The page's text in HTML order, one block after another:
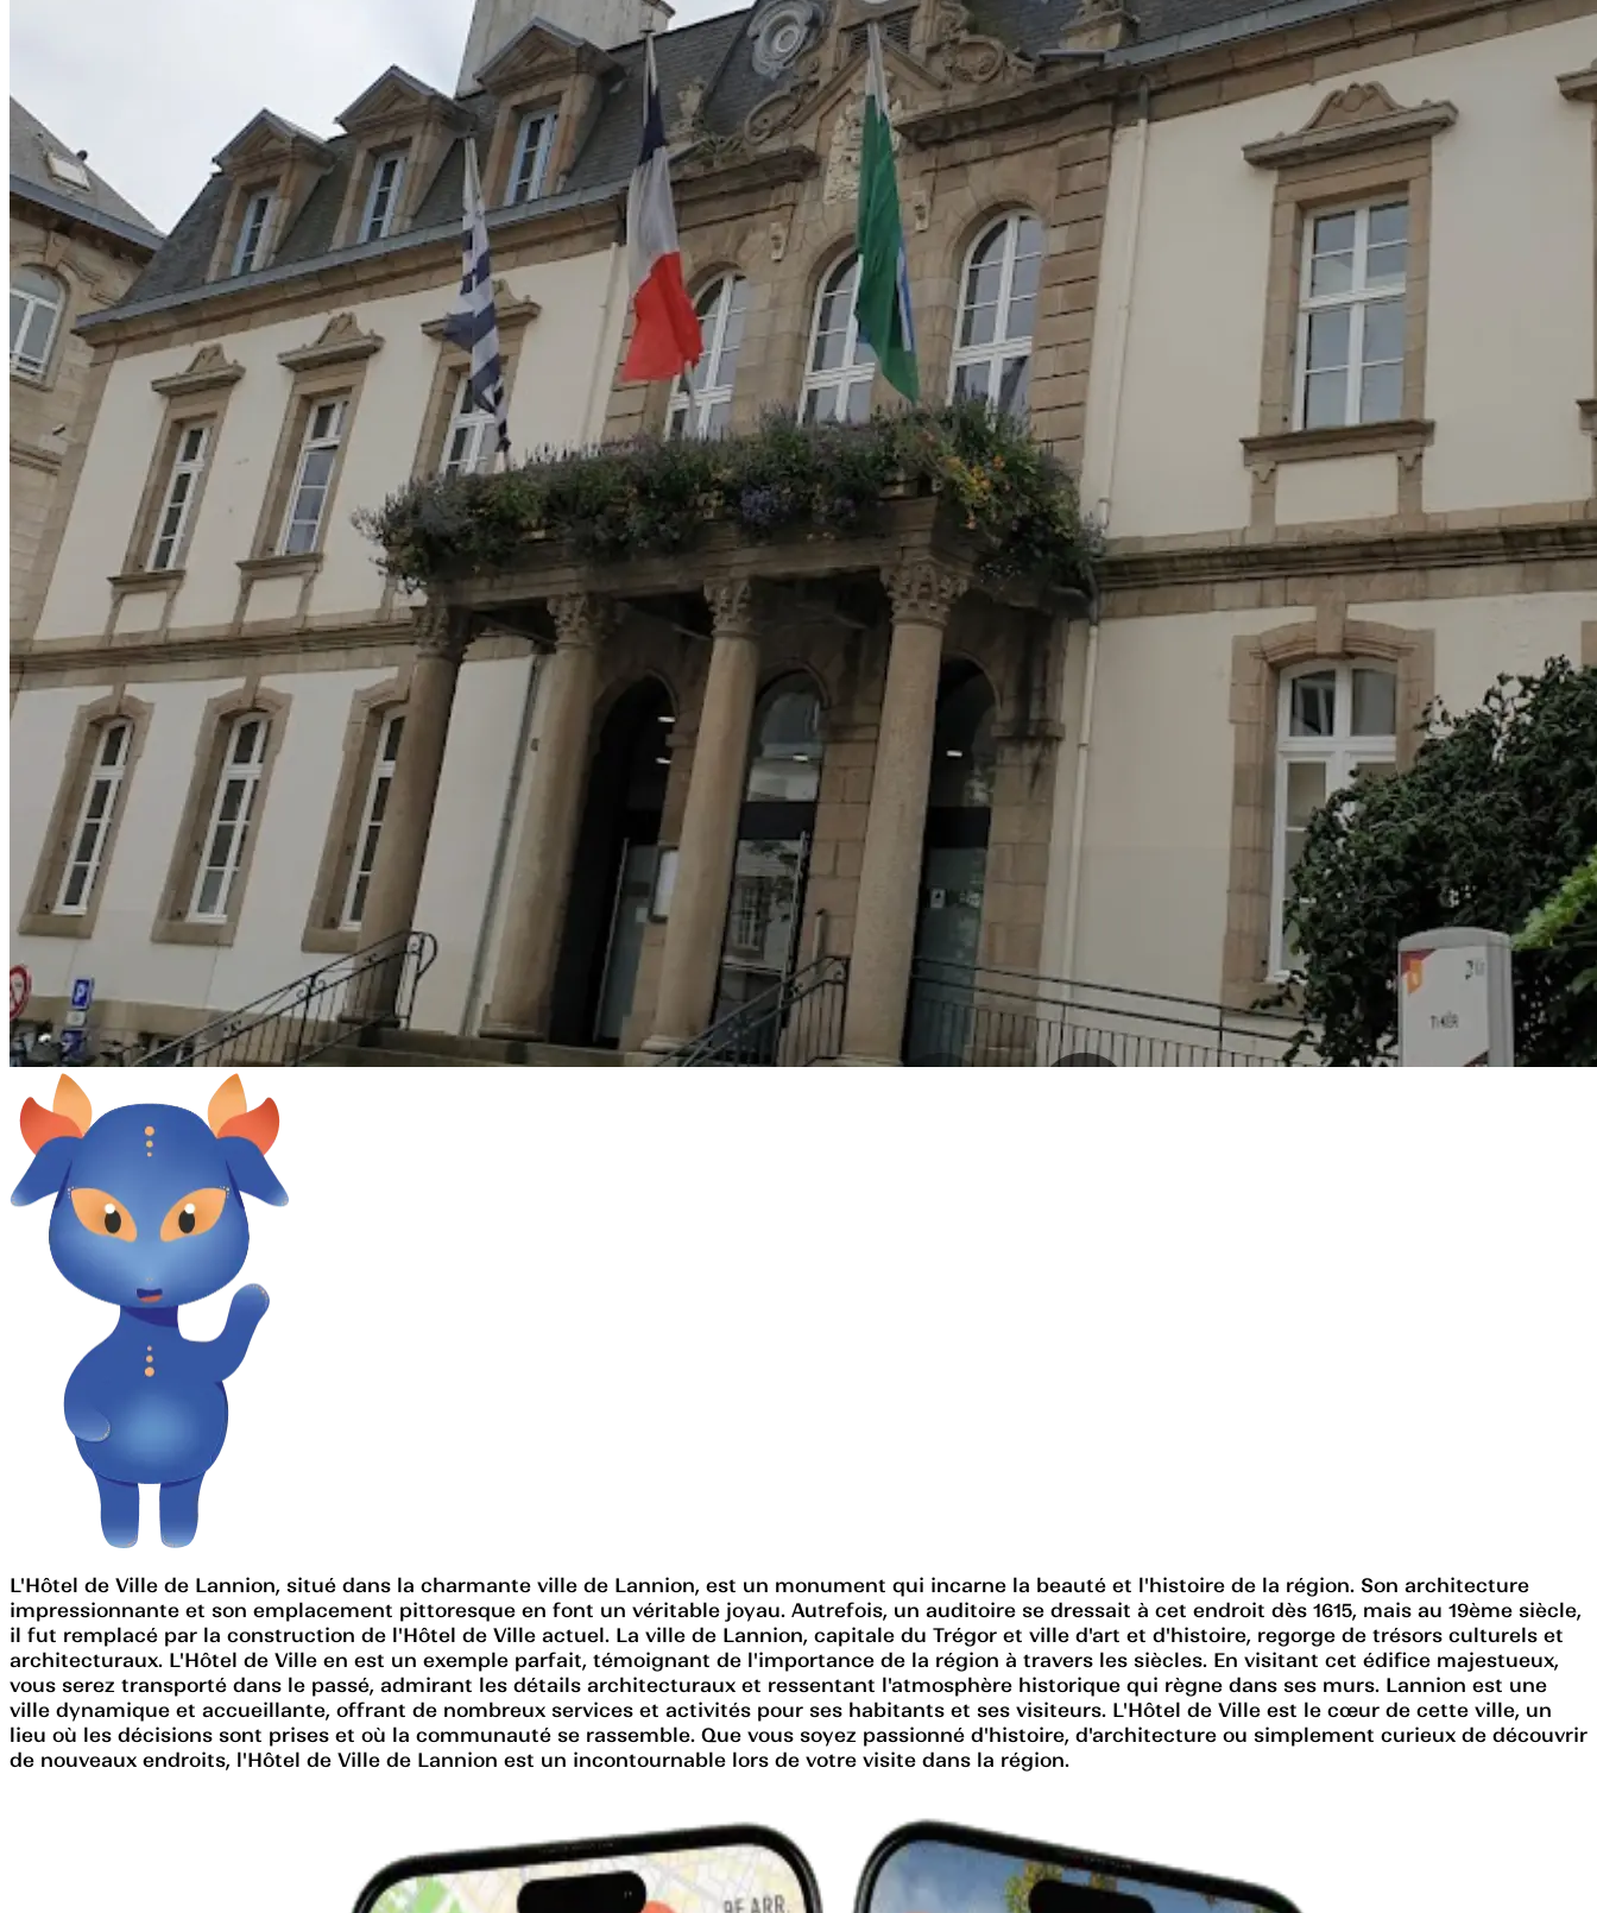
L'Hôtel de Ville de Lannion, situé dans la charmante ville de Lannion, est un monument qui incarne la beauté et l'histoire de la région. Son architecture
impressionnante et son emplacement pittoresque en font un véritable joyau. Autrefois, un auditoire se dressait à cet endroit dès 1615, mais au 19ème siècle,
il fut remplacé par la construction de l'Hôtel de Ville actuel. La ville de Lannion, capitale du Trégor et ville d'art et d'histoire, regorge de trésors culturels et
architecturaux. L'Hôtel de Ville en est un exemple parfait, témoignant de l'importance de la région à travers les siècles. En visitant cet édifice majestueux,
vous serez transporté dans le passé, admirant les détails architecturaux et ressentant l'atmosphère historique qui règne dans ses murs. Lannion est une
ville dynamique et accueillante, offrant de nombreux services et activités pour ses habitants et ses visiteurs. L'Hôtel de Ville est le cœur de cette ville, un
lieu où les décisions sont prises et où la communauté se rassemble. Que vous soyez passionné d'histoire, d'architecture ou simplement curieux de découvrir
de nouveaux endroits, l'Hôtel de Ville de Lannion est un incontournable lors de votre visite dans la région.